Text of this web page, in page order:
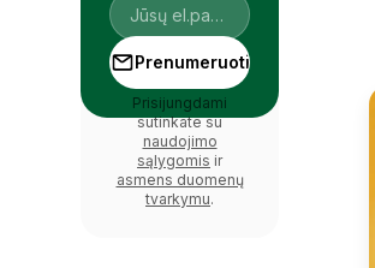
Prenumeruoti
Prisijungdami
sutinkate su
naudojimo
sąlygomis ir
asmens duomenų
tvarkymu.